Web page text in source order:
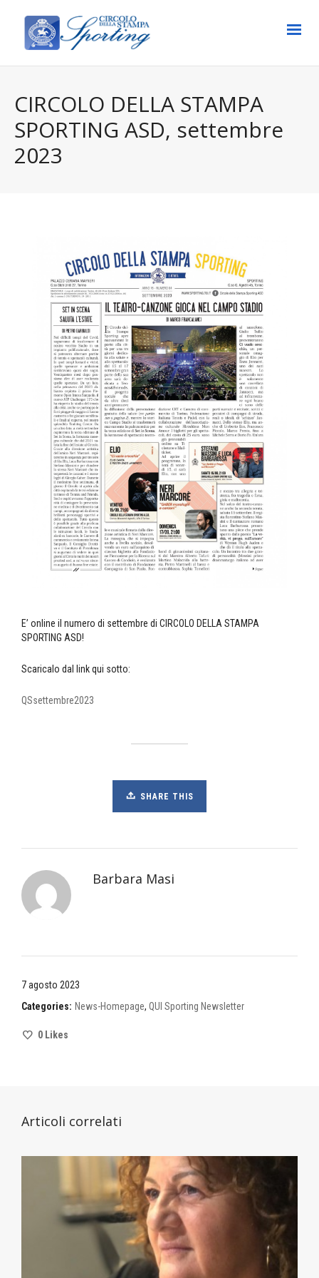
CIRCOLO DELLA STAMPA
SPORTING ASD, settembre
2023
E’ online il numero di settembre di CIRCOLO DELLA STAMPA
SPORTING ASD!
Scaricalo dal link qui sotto:
QSsettembre2023
SHARE THIS
Barbara Masi
7 agosto 2023
Categories: News-Homepage, QUI Sporting Newsletter
0 Likes
Articoli correlati